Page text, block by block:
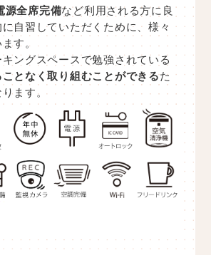
源全席完備など利用される方に良
自習していただくために、様々
す。
ングスペースで勉強されている
となく取り組むことができるた
ます。